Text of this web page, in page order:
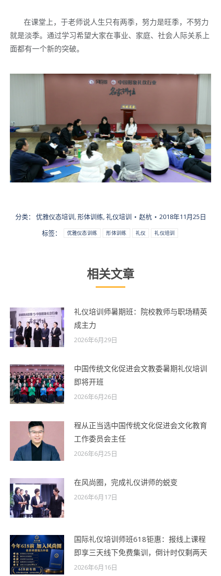
在课堂上，于老师说人生只有两季，努力是旺季，不努力
就是淡季。通过学习希望大家在事业、家庭、社会人际关系上
面都有一个新的突破。
分类： 优雅仪态培训,形体训练,礼仪培训 赵杭
2018年11月25日
标签：
优雅仪态训练 形体训练 礼仪 礼仪培训
相关文章
礼仪培训师暑期班：院校教师与职场精英
成主力
2026年6月29日
中国传统文化促进会文教委暑期礼仪培训
即将开班
2026年6月26日
程从正当选中国传统文化促进会文化教育
工作委员会主任
2026年6月25日
在风尚圈，完成礼仪讲师的蜕变
2026年6月17日
国际礼仪培训师班618钜惠：报线上课程
即享三天线下免费集训，倒计时仅剩两天
2026年6月16日